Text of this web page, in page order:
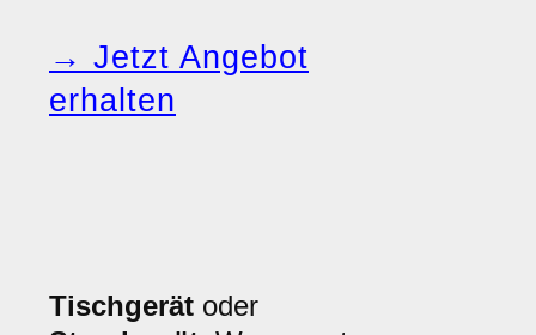
→ Jetzt Angebot
erhalten
Tischgerät oder